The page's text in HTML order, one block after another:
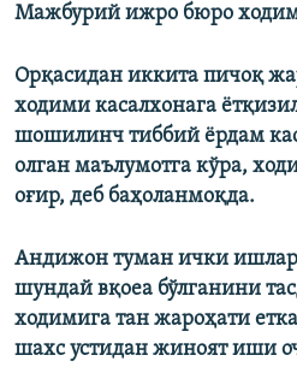
Мажбурий ижро бюро
Орқасидан иккита пичоқ
ходими касалхонага
шошилинч тиббий ёрдам
олган маълумотга кўра,
оғир, деб баҳоланмоқда.​
Андижон туман ички
шундай вқоеа бўлганини
ходимига тан жароҳати
шахс устидан жиноят иши